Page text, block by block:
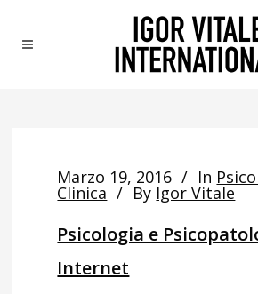
Marzo 19, 2016 In
Clinica By Igor Vitale
Psicologia e
Internet